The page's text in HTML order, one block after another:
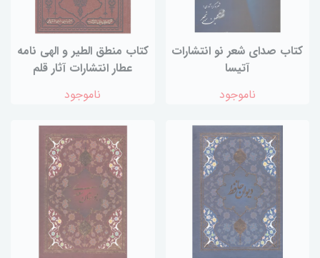
کتاب صدای شعر نو انتشارات
آتیسا
ناموجود
کتاب منطق الطیر و الهی نامه
عطار انتشارات آثار قلم
ناموجود